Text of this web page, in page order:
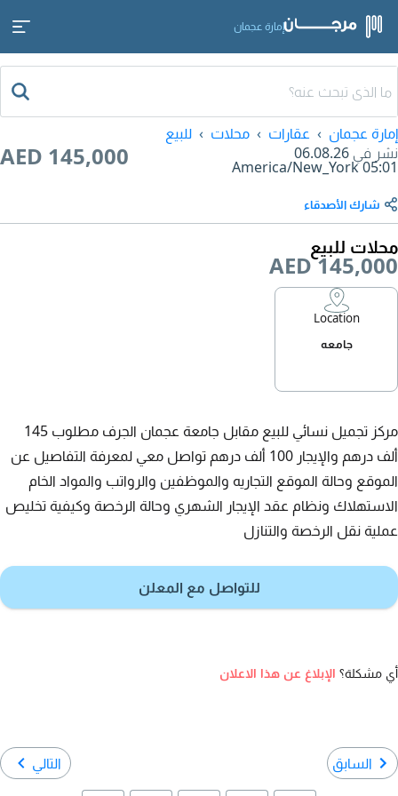
إمارة عجمان
إمارة عجمان عقارات محلات
للبيع
نشر في 06.08.26
05:01
America/New_York
AED 145,000
شارك الأصدقاء
محلات للبيع
AED 145,000
Location
جامعه
مركز تجميل نسائي للبيع مقابل جامعة عجمان الجرف مطلوب 145
ألف درهم والإيجار 100 ألف درهم تواصل معي لمعرفة التفاصيل عن
الموقع وحالة الموقع التجاريه والموظفين والرواتب والمواد الخام
الاستهلاك ونظام عقد الإيجار الشهري وحالة الرخصة وكيفية تخليص
عملية نقل الرخصة والتنازل
للتواصل مع المعلن
أي مشكلة؟ الإبلاغ عن هذا الاعلان
السابق التالي